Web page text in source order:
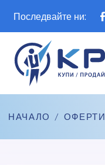
Последвайте ни:
НАЧАЛО / ОФЕРТИ